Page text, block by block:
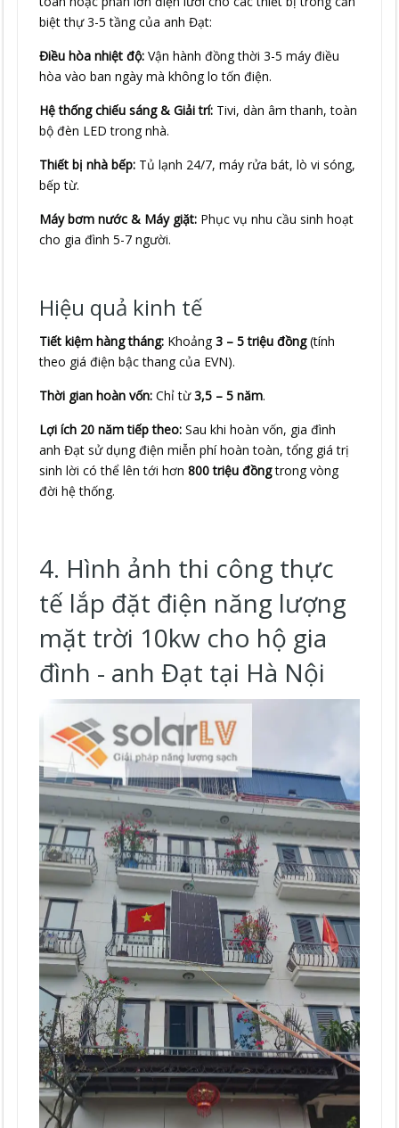
biệt thự 3-5 tầng của anh Đạt:
Điều hòa nhiệt độ: Vận hành đồng thời 3-5 máy điều
hòa vào ban ngày mà không lo tốn điện.
Hệ thống chiếu sáng & Giải trí: Tivi, dàn âm thanh, toàn
bộ đèn LED trong nhà.
Thiết bị nhà bếp: Tủ lạnh 24/7, máy rửa bát, lò vi sóng,
bếp từ.
Máy bơm nước & Máy giặt: Phục vụ nhu cầu sinh hoạt
cho gia đình 5-7 người.
Hiệu quả kinh tế
Tiết kiệm hàng tháng: Khoảng3 – 5 triệu đồng(tính
theo giá điện bậc thang của EVN).
Thời gian hoàn vốn: Chỉ từ3,5 – 5 năm.
Lợi ích 20 năm tiếp theo: Sau khi hoàn vốn, gia đình
anh Đạt sử dụng điện miễn phí hoàn toàn, tổng giá trị
sinh lời có thể lên tới hơn800 triệu đồngtrong vòng
đời hệ thống.
4. Hình ảnh thi công thực
tế lắp đặt điện năng lượng
mặt trời 10kw cho hộ gia
đình - anh Đạt tại Hà Nội